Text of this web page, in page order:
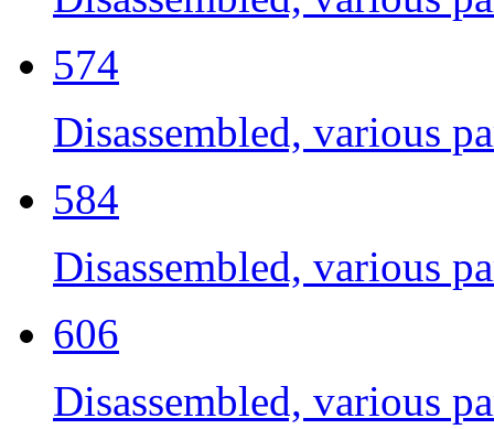
574
Disassembled, various
584
Disassembled, various
606
Disassembled, various